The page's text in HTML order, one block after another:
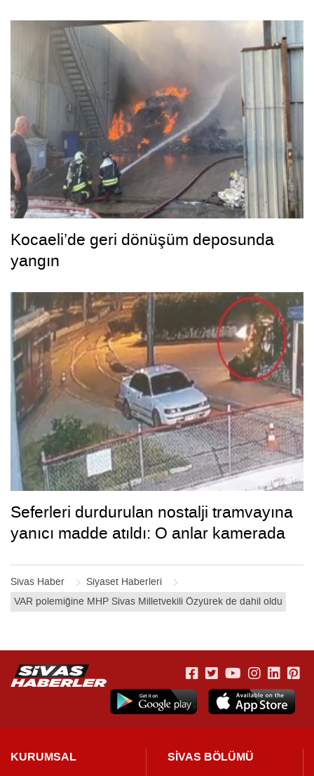
Sivas Haber
Siyaset Haberleri
VAR polemiğine MHP Sivas Milletvekili Özyürek de dahil oldu
Kocaeli’de geri dönüşüm deposunda
yangın
Seferleri durdurulan nostalji tramvayına
yanıcı madde atıldı: O anlar kamerada
KURUMSAL SİVAS BÖLÜMÜ